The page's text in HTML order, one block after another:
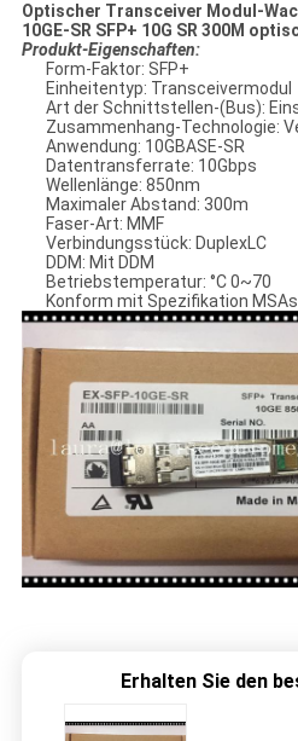
Optischer Transceiver Modul-
10GE-SR SFP+ 10G SR 300M
Produkt-Eigenschaften:
Form-Faktor: SFP+
Einheitentyp: Transceivermodul
Art der Schnittstellen-(Bus):
Zusammenhang-Technologie:
Anwendung: 10GBASE-SR
Datentransferrate: 10Gbps
Wellenlänge: 850nm
Maximaler Abstand: 300m
Faser-Art: MMF
Verbindungsstück: DuplexLC
DDM: Mit DDM
Betriebstemperatur: °C 0~70
Konform mit Spezifikation MSAs
Erhalten Sie den